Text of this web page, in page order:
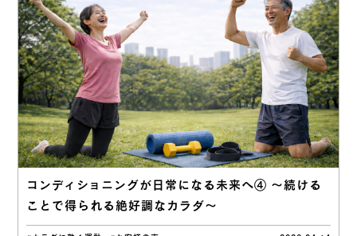
コンディショニングが日常になる未来へ④ 〜続ける
ことで得られる絶好調なカラダ〜